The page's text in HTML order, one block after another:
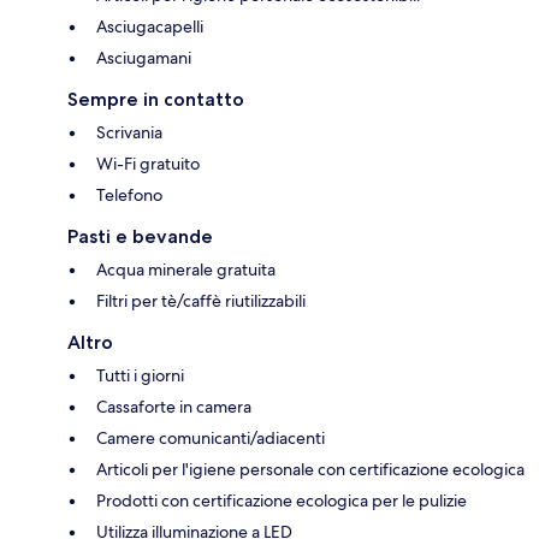
Asciugacapelli
Asciugamani
Sempre in contatto
Scrivania
Wi-Fi gratuito
Telefono
Pasti e bevande
Acqua minerale gratuita
Filtri per tè/caffè riutilizzabili
Altro
Tutti i giorni
Cassaforte in camera
Camere comunicanti/adiacenti
Articoli per l'igiene personale con certificazione ecologica
Prodotti con certificazione ecologica per le pulizie
Utilizza illuminazione a LED